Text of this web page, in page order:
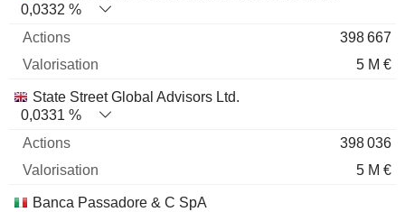
0,0332 %
398 667
5 M €
State Street Global Advisors Ltd.
0,0331 %
398 036
5 M €
Banca Passadore & C SpA